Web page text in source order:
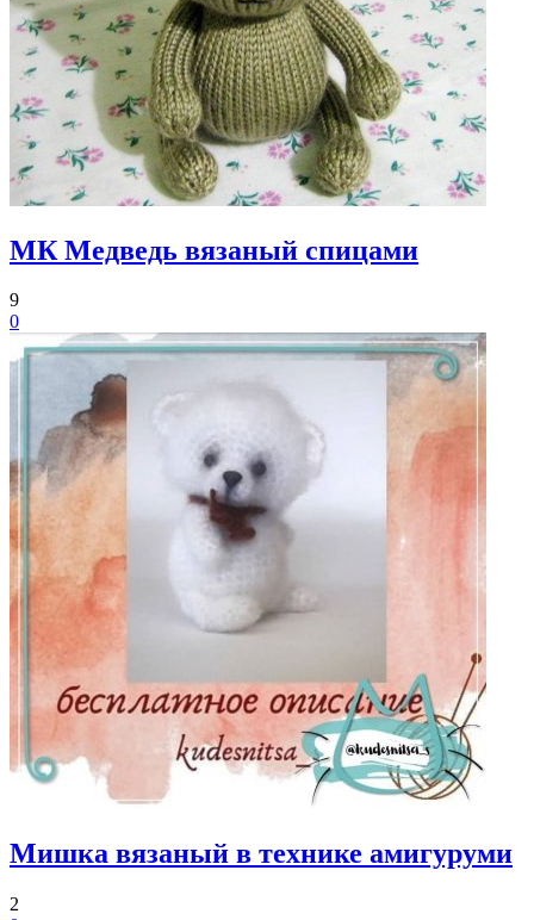
МК Медведь вязаный спицами
9
0
Мишка вязаный в технике амигуруми
2